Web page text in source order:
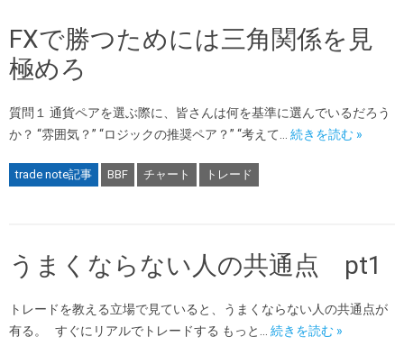
FXで勝つためには三角関係を見
極めろ
質問１ 通貨ペアを選ぶ際に、皆さんは何を基準に選んでいるだろう
か？ “雰囲気？” “ロジックの推奨ペア？” “考えて… 続きを読む »
trade note記事 BBF チャート トレード
うまくならない人の共通点 pt1
トレードを教える立場で見ていると、うまくならない人の共通点が
有る。 すぐにリアルでトレードする もっと… 続きを読む »